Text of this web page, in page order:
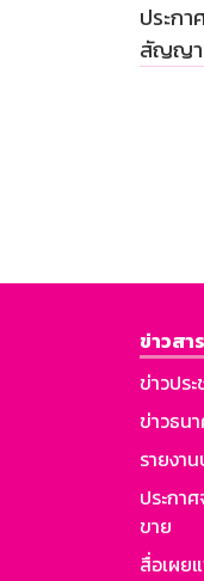
ประก
สัญญา
ข่าวสาร
ข่าวปร
ข่าวธน
รายงา
ประกา
ขาย
สื่อเผย